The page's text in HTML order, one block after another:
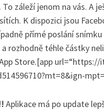
záleží jenom na vás. A
K dispozici jsou
přímé poslání
rozhodně téhle částky
Store.[app
Aplikace má po update